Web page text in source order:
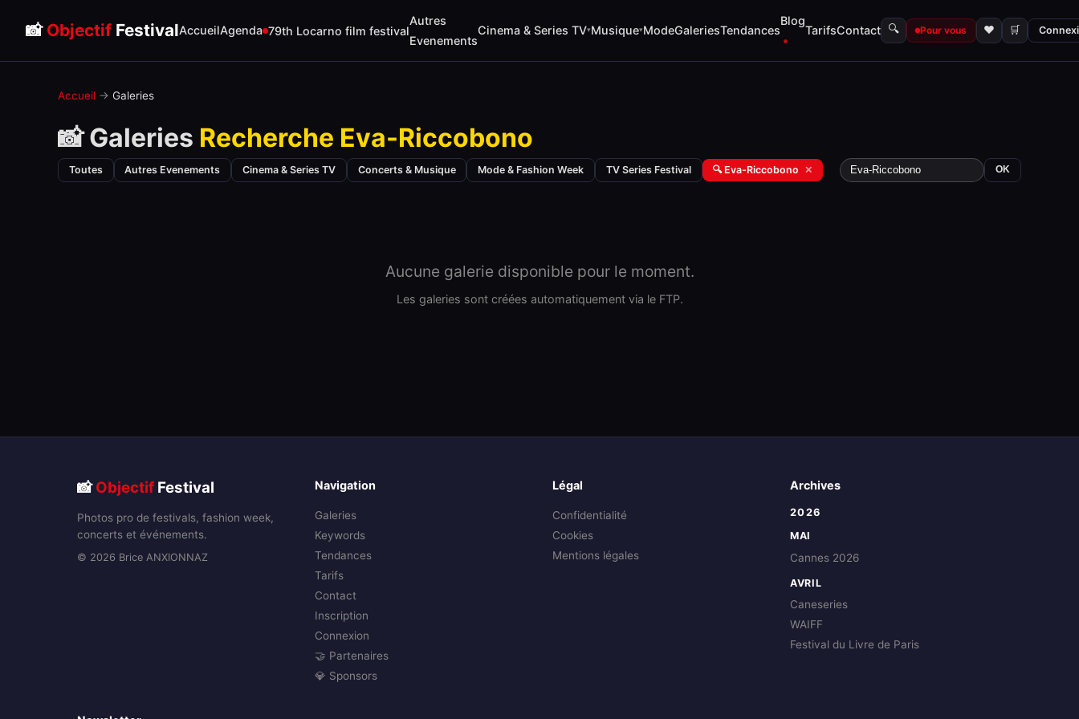
📸 Objectif FestivalAccueilAgenda 79th Locarno film festival
Autres
Evenements
Cinema & Series TV▾Musique▾ModeGaleriesTendances
Blog
TarifsContact 🔍 Pour vous ♥ 🛒
Accueil → Galeries
📸 Galeries Recherche Eva-Riccobono
Toutes Autres Evenements Cinema & Series TV Concerts & Musique Mode & Fashion Week TV Series Festival 🔍 Eva-Riccobono ✕ OK
Aucune galerie disponible pour le moment.
Les galeries sont créées automatiquement via le FTP.
📸Objectif Festival
Photos pro de festivals, fashion week,
concerts et événements.
© 2026 Brice ANXIONNAZ
Navigation
Galeries
Keywords
Tendances
Tarifs
Contact
Inscription
Connexion
🤝 Partenaires
💎 Sponsors
Légal
Confidentialité
Cookies
Mentions légales
Archives
2026
MAI
Cannes 2026
AVRIL
Caneseries
WAIFF
Festival du Livre de Paris